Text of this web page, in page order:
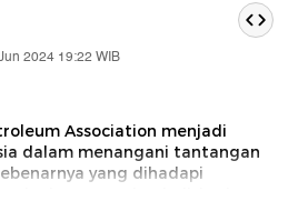
2024 19:22 WIB
Association menjadi
dalam menangani tantangan
yang dihadapi